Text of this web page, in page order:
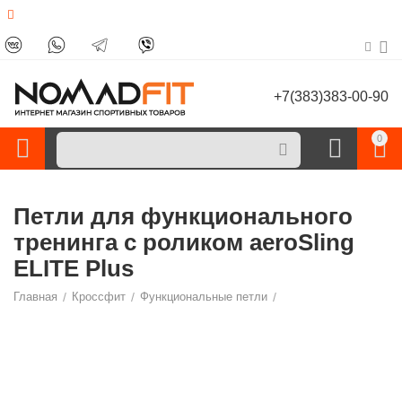
+7(383)383-00-90
0
Петли для функционального
тренинга с роликом aeroSling
ELITE Plus
Главная / Кроссфит / Функциональные петли /